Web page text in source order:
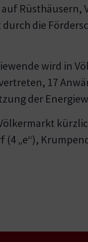
Rüsthäusern,
die
wird in
17
der
„e“),